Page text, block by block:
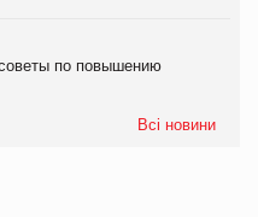
по повышению
Всі новини